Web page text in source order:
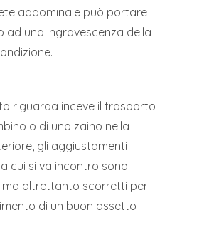
addominale può portare
ad una ingravescenza della
riguarda inceve il trasporto
o di uno zaino nella
gli aggiustamenti
cui si va incontro sono
altrettanto scorretti per
di un buon assetto